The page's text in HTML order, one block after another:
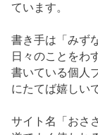
ています。
書き手は「みず
日々のことをわ
書いている個人
にたてば嬉しい
サイト名「おさ